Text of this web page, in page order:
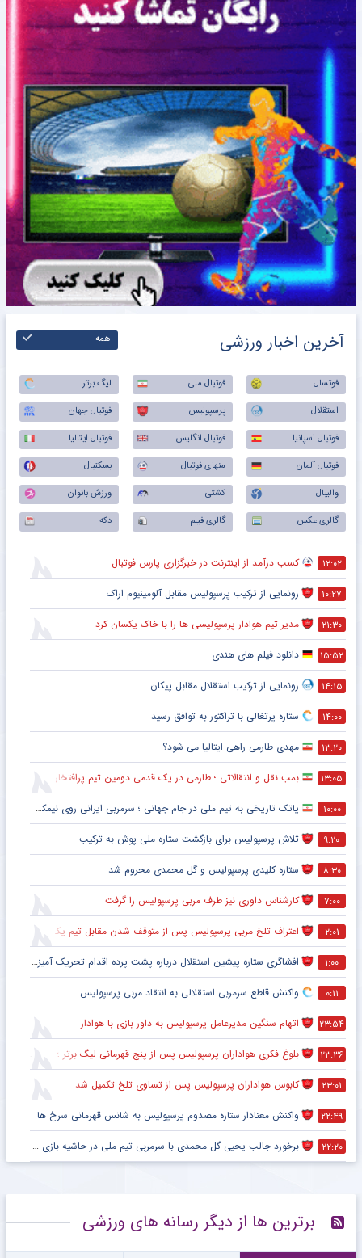
آخرین اخبار ورزشی همه
فوتسال فوتبال ملی
لیگ برتر
استقلال
پرسپولیس
فوتبال جهان
فوتبال اسپانیا
فوتبال انگلیس
فوتبال ایتالیا
فوتبال آلمان
منهای فوتبال
بسکتبال
والیبال
کشتی
ورزش بانوان
گالری عکس
گالری فیلم دکه
۱۲:۰۲ کسب درآمد از اینترنت در خبرگزاری پارس فوتبال
۱۰:۲۷ رونمایی از ترکیب پرسپولیس‌ مقابل آلومینیوم اراک
۲۱:۳۰ مدیر تیم هوادار پرسپولیسی ها را با خاک یکسان کرد
۱۵:۵۲ دانلود فیلم های هندی
۱۴:۱۵ رونمایی از ترکیب استقلال مقابل پیکان
۱۴:۰۰ ستاره پرتغالی با تراکتور به توافق رسید
۱۳:۲۰ مهدی طارمی راهی ایتالیا می شود؟
۱۳:۰۵ بمب نقل و انتقالاتی ؛ طارمی در یک قدمی دومین تیم پرافتخار اروپا
۱۰:۰۰ پاتک تاریخی به تیم ملی در جام جهانی ؛ سرمربی ایرانی روی نیمکت آمریکا
۹:۲۰ تلاش پرسپولیس برای بازگشت ستاره ملی پوش به ترکیب
۸:۳۰ ستاره کلیدی پرسپولیس و گل محمدی محروم شد
۷:۰۰ کارشناس داوری نیز طرف مربی پرسپولیس را گرفت
۲:۰۱ اعتراف تلخ مربی پرسپولیس پس از متوقف شدن مقابل تیم یک استقلالی
۱:۰۰ افشاگری ستاره پیشین استقلال درباره پشت پرده اقدام تحریک آمیز خود مقابل هواداران پرسپولیس
۰:۱۱ واکنش قاطع سرمربی استقلالی به انتقاد مربی پرسپولیس
۲۳:۵۴ اتهام سنگین مدیرعامل پرسپولیس به داور بازی با هوادار
۲۳:۳۶ بلوغ فکری هواداران پرسپولیس پس از پنج قهرمانی لیگ برتر ؛ اتفاقی تاریخی پس از پایان بازی با هوادار
۲۳:۰۱ کابوس هواداران پرسپولیس پس از تساوی تلخ تکمیل شد
۲۲:۴۹ واکنش معنادار ستاره مصدوم پرسپولیس به شانس قهرمانی سرخ ها
۲۲:۲۰ برخورد جالب یحیی گل محمدی با سرمربی تیم ملی در حاشیه بازی پرسپولیس
برترین ها از دیگر رسانه های ورزشی